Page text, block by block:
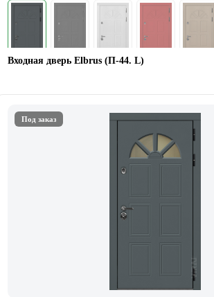
Входная дверь Elbrus (П-44. L)
Под заказ